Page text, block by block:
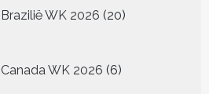
Brazilië WK 2026 20
producten
Canada WK 2026 6
producten